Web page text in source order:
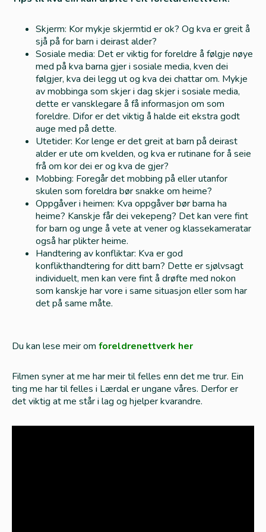
Skjerm: Kor mykje skjermtid er ok? Og kva er greit å
sjå på for barn i deirast alder?
Sosiale media: Det er viktig for foreldre å følgje nøye
med på kva barna gjer i sosiale media, kven dei
følgjer, kva dei legg ut og kva dei chattar om. Mykje
av mobbinga som skjer i dag skjer i sosiale media,
dette er vansklegare å få informasjon om som
foreldre. Difor er det viktig å halde eit ekstra godt
auge med på dette.
Utetider: Kor lenge er det greit at barn på deirast
alder er ute om kvelden, og kva er rutinane for å seie
frå om kor dei er og kva de gjer?
Mobbing: Foregår det mobbing på eller utanfor
skulen som foreldra bør snakke om heime?
Oppgåver i heimen: Kva oppgåver bør barna ha
heime? Kanskje får dei vekepeng? Det kan vere fint
for barn og unge å vete at vener og klassekameratar
også har plikter heime.
Handtering av konfliktar: Kva er god
konflikthandtering for ditt barn? Dette er sjølvsagt
individuelt, men kan vere fint å drøfte med nokon
som kanskje har vore i same situasjon eller som har
det på same måte.
Du kan lese meir om foreldrenettverk her
Filmen syner at me har meir til felles enn det me trur. Ein
ting me har til felles i Lærdal er ungane våres. Derfor er
det viktig at me står i lag og hjelper kvarandre.